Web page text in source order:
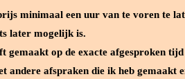
minimaal een uur van te voren te
later mogelijk is.
gemaakt op de exacte afgesproken
afspraken die ik heb gemaakt